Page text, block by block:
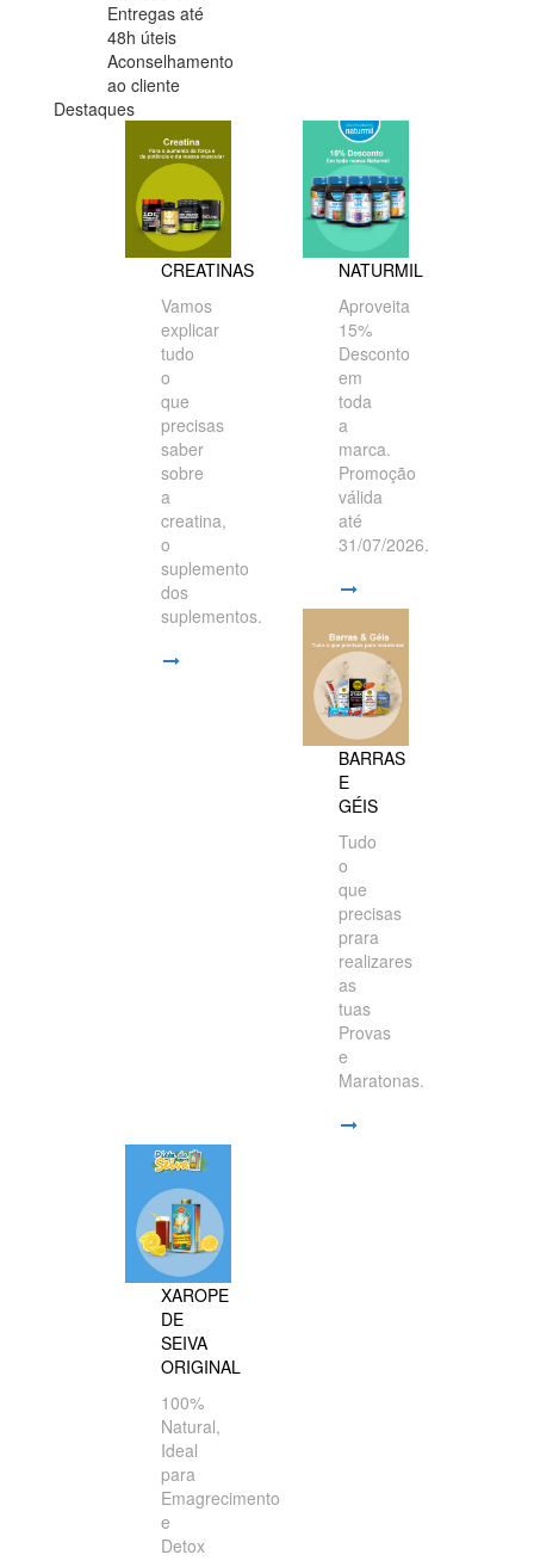
Entregas até
48h úteis
Aconselhamento
ao cliente
Destaques
CREATINAS
Vamos
explicar
tudo
o
que
precisas
saber
sobre
a
creatina,
o
suplemento
dos
suplementos.
NATURMIL
Aproveita
15%
Desconto
em
toda
a
marca.
Promoção
válida
até
31/07/2026.
BARRAS
E
GÉIS
Tudo
o
que
precisas
prara
realizares
as
tuas
Provas
e
Maratonas.
XAROPE
DE
SEIVA
ORIGINAL
100%
Natural,
Ideal
para
Emagrecimento
e
Detox